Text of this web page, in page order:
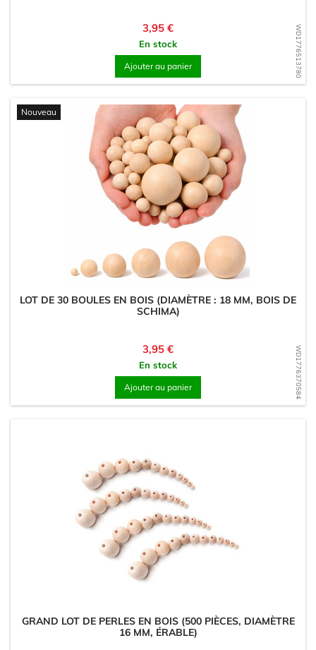
WD1776513780
Prix
3,95 €
En stock
Ajouter au panier
WD1776370584
Nouveau
LOT DE 30 BOULES EN BOIS (DIAMÈTRE : 18 MM, BOIS DE
SCHIMA)
Prix
3,95 €
En stock
Ajouter au panier
GRAND LOT DE PERLES EN BOIS (500 PIÈCES, DIAMÈTRE
16 MM, ÉRABLE)